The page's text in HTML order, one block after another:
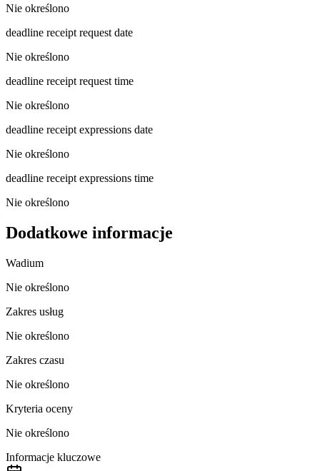
Nie określono
deadline receipt request date
Nie określono
deadline receipt request time
Nie określono
deadline receipt expressions date
Nie określono
deadline receipt expressions time
Nie określono
Dodatkowe informacje
Wadium
Nie określono
Zakres usług
Nie określono
Zakres czasu
Nie określono
Kryteria oceny
Nie określono
Informacje kluczowe